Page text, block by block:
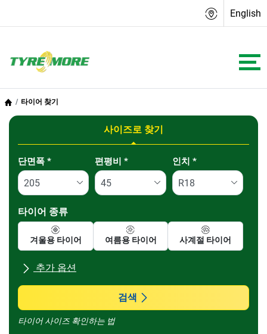
English
타이어 찾기
사이즈로 찾기
Tab updated: 사이즈로 찾기
단면폭 * 편평비* 인치 *
타이어 종류
겨울용 타이어 여름용 타이어 사계절 타이어
추가 옵션
모든 브랜드
검색
타이어 사이즈 확인하는 법